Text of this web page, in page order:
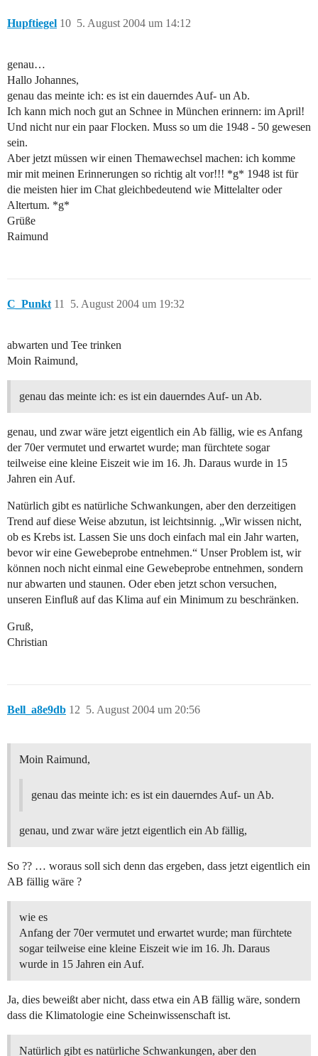
Hupftiegel 5. August 2004 um 14:12
10
genau…
Hallo Johannes,
genau das meinte ich: es ist ein dauerndes Auf- un Ab.
Ich kann mich noch gut an Schnee in München erinnern: im April!
Und nicht nur ein paar Flocken. Muss so um die 1948 - 50 gewesen
sein.
Aber jetzt müssen wir einen Themawechsel machen: ich komme
mir mit meinen Erinnerungen so richtig alt vor!!! *g* 1948 ist für
die meisten hier im Chat gleichbedeutend wie Mittelalter oder
Altertum. *g*
Grüße
Raimund
C_Punkt 5. August 2004 um 19:32
11
abwarten und Tee trinken
Moin Raimund,
genau das meinte ich: es ist ein dauerndes Auf- un Ab.
genau, und zwar wäre jetzt eigentlich ein Ab fällig, wie es Anfang
der 70er vermutet und erwartet wurde; man fürchtete sogar
teilweise eine kleine Eiszeit wie im 16. Jh. Daraus wurde in 15
Jahren ein Auf.
Natürlich gibt es natürliche Schwankungen, aber den derzeitigen
Trend auf diese Weise abzutun, ist leichtsinnig. „Wir wissen nicht,
ob es Krebs ist. Lassen Sie uns doch einfach mal ein Jahr warten,
bevor wir eine Gewebeprobe entnehmen.“ Unser Problem ist, wir
können noch nicht einmal eine Gewebeprobe entnehmen, sondern
nur abwarten und staunen. Oder eben jetzt schon versuchen,
unseren Einfluß auf das Klima auf ein Minimum zu beschränken.
Gruß,
Christian
Bell_a8e9db 5. August 2004 um 20:56
12
Moin Raimund,
genau das meinte ich: es ist ein dauerndes Auf- un Ab.
genau, und zwar wäre jetzt eigentlich ein Ab fällig,
So ?? … woraus soll sich denn das ergeben, dass jetzt eigentlich ein
AB fällig wäre ?
wie es
Anfang der 70er vermutet und erwartet wurde; man fürchtete
sogar teilweise eine kleine Eiszeit wie im 16. Jh. Daraus
wurde in 15 Jahren ein Auf.
Ja, dies beweißt aber nicht, dass etwa ein AB fällig wäre, sondern
dass die Klimatologie eine Scheinwissenschaft ist.
Natürlich gibt es natürliche Schwankungen, aber den